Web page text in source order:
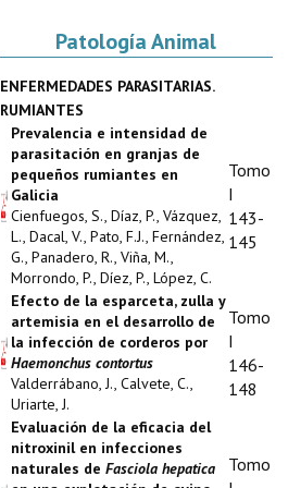
Patología Animal
ENFERMEDADES PARASITARIAS.
RUMIANTES
Prevalencia e intensidad de
parasitación en granjas de
pequeños rumiantes en
Galicia
Cienfuegos, S., Díaz, P., Vázquez,
L., Dacal, V., Pato, F.J., Fernández,
G., Panadero, R., Viña, M.,
Morrondo, P., Díez, P., López, C.
Tomo
I
143-
145
Efecto de la esparceta, zulla y
artemisia en el desarrollo de
la infección de corderos por
Haemonchus contortus
Valderrábano, J., Calvete, C.,
Uriarte, J.
Tomo
I
146-
148
Evaluación de la eficacia del
nitroxinil en infecciones
naturales de Fasciola hepatica
Tomo